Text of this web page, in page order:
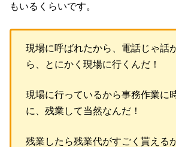
もいるくらいです。
現場に呼ばれたから、電話じゃ話
ら、とにかく現場に行くんだ！
現場に行っているから事務作業に
に、残業して当然なんだ！
残業したら残業代がすごく貰える